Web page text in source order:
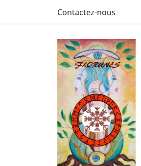
Contactez-nous